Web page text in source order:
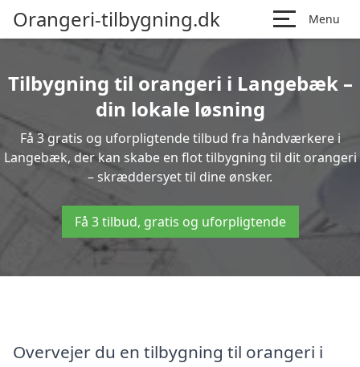
Orangeri-tilbygning.dk Menu
Tilbygning til orangeri i Langebæk –
din lokale løsning
Få 3 gratis og uforpligtende tilbud fra håndværkere i
Langebæk, der kan skabe en flot tilbygning til dit orangeri
– skræddersyet til dine ønsker.
Få 3 tilbud, gratis og uforpligtende
Overvejer du en tilbygning til orangeri i